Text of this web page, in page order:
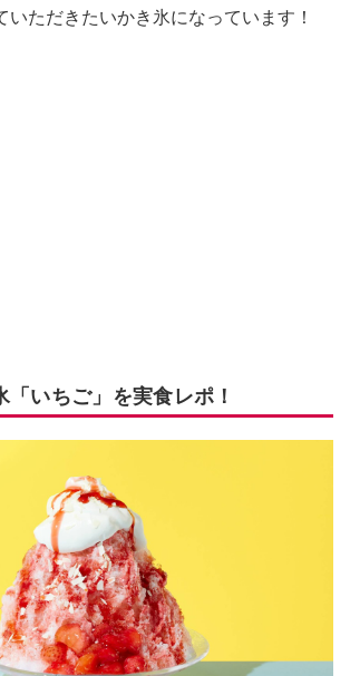
いただきたいかき氷になっています！
「いちご」を実食レポ！